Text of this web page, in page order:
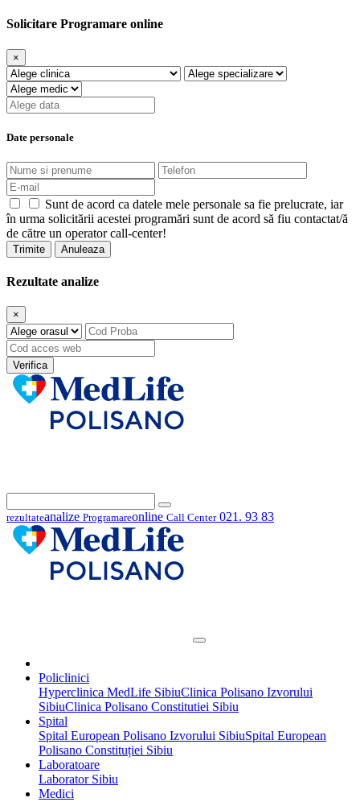
Solicitare Programare online
×
Date personale
Sunt de acord ca datele mele personale sa fie prelucrate, iar
în urma solicitării acestei programări sunt de acord să fiu contactat/ă
de către un operator call-center!
Trimite Anuleaza
Rezultate analize
×
Verifica
rezultateanalize Programareonline Call Center021. 93 83
Policlinici
Hyperclinica MedLife SibiuClinica Polisano Izvorului
SibiuClinica Polisano Constitutiei Sibiu
Spital
Spital European Polisano Izvorului SibiuSpital European
Polisano Constituției Sibiu
Laboratoare
Laborator Sibiu
Medici